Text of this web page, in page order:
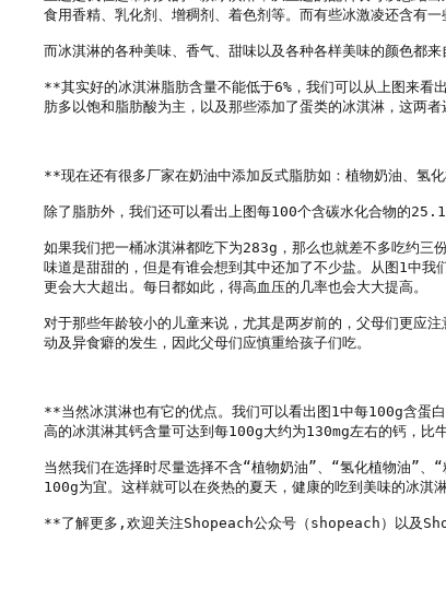
食用香精、乳化剂、增稠剂、着色剂等。而有些冰激凌还含有
而冰淇淋的各种美味、香气、甜味以及各种各样美味的颜色都
**其实好的冰淇淋脂肪含量不能低于6%，我们可以从上图来
肪多以饱和脂肪酸为主，以及那些添加了蛋类的冰淇淋，这两
**现在还有很多厂家在奶油中添加反式脂肪如：植物奶油、氢
除了脂肪外，我们还可以看出上图每100个含碳水化合物的
如果我们把一桶冰淇淋都吃下为283g，那么也就差不多吃约三
味道是甜甜的，但是有谁会想到其中还加了不少盐。从图1中
更会大大超出。每日都如此，得高血压的几率也会大大提高。
对于那些年龄较小的儿童来说，尤其是两岁前的，父母们更应
动及异食癖的发生，因此父母们应慎重给孩子们吃。
**当然冰淇淋也有它的优点。我们可以看出图1中每100g含蛋
高的冰淇淋其钙含量可达到每100g大约为130mg左右的钙，比
当然我们在选择时尽量选择不含“植物奶油”、“氢化植物油”、
100g为宜。这样就可以在炎热的夏天，健康的吃到美味的冰淇淋
**了解更多,欢迎关注Shopeach公众号（shopeach）以及